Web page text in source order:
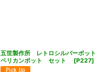
五世製作所 レトロシルバーポット
ペリカンポット セット
[P227]